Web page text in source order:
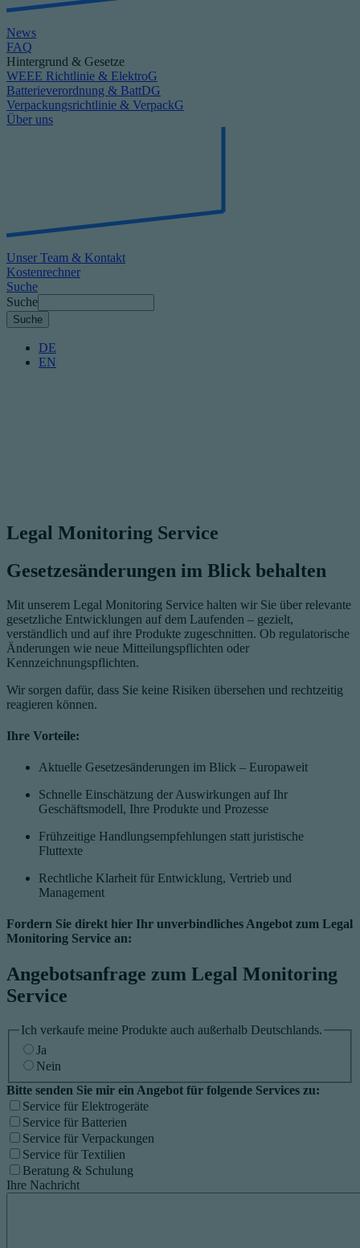
News
FAQ
Hintergrund & Gesetze
WEEE Richtlinie & ElektroG
Batterieverordnung & BattDG
Verpackungsrichtlinie & VerpackG
Über uns
Unser Team & Kontakt
Kostenrechner
Suche
Suche
DE
EN
Legal Monitoring Service
Gesetzesänderungen im Blick behalten
Mit unserem Legal Monitoring Service halten wir Sie über relevante
gesetzliche Entwicklungen auf dem Laufenden – gezielt,
verständlich und auf ihre Produkte zugeschnitten. Ob regulatorische
Änderungen wie neue Mitteilungspflichten oder
Kennzeichnungspflichten.
Wir sorgen dafür, dass Sie keine Risiken übersehen und rechtzeitig
reagieren können.
Ihre Vorteile:
Aktuelle Gesetzesänderungen im Blick – Europaweit
Schnelle Einschätzung der Auswirkungen auf Ihr
Geschäftsmodell, Ihre Produkte und Prozesse
Frühzeitige Handlungsempfehlungen statt juristische
Fluttexte
Rechtliche Klarheit für Entwicklung, Vertrieb und
Management
Fordern Sie direkt hier Ihr unverbindliches Angebot zum Legal
Monitoring Service an:
Angebotsanfrage zum Legal Monitoring
Service
Ich verkaufe meine Produkte auch außerhalb Deutschlands.
Ja
Nein
Bitte senden Sie mir ein Angebot für folgende Services zu:
Service für Elektrogeräte
Service für Batterien
Service für Verpackungen
Service für Textilien
Beratung & Schulung
Ihre Nachricht